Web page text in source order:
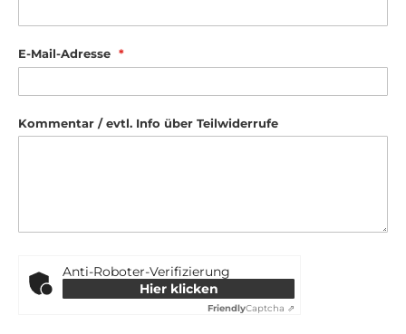
E-Mail-Adresse
Kommentar / evtl. Info über Teilwiderrufe
Anti-Roboter-Verifizierung
Hier klicken
FriendlyCaptcha ⇗